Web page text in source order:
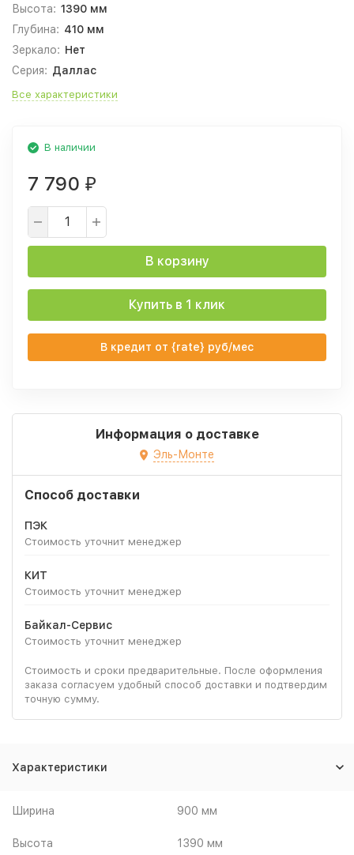
Высота: 1390 мм
Глубина: 410 мм
Зеркало: Нет
Серия: Даллас
Все характеристики
В наличии
7 790 ₽
В корзину
Купить в 1 клик
В кредит от {rate} руб/мес
Информация о доставке
Эль-Монте
Способ доставки
ПЭК
Стоимость уточнит менеджер
КИТ
Стоимость уточнит менеджер
Байкал-Сервис
Стоимость уточнит менеджер
Стоимость и сроки предварительные. После оформления
заказа согласуем удобный способ доставки и подтвердим
точную сумму.
Характеристики
Ширина 900 мм
Высота 1390 мм